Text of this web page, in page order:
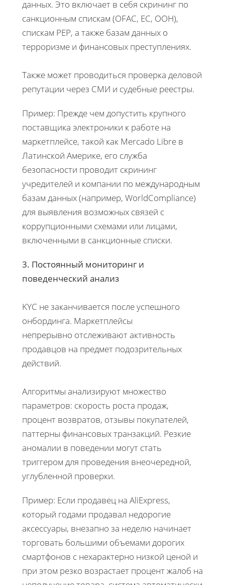
данных. Это включает в себя скрининг по
санкционным спискам (OFAC, ЕС, ООН),
спискам PEP, а также базам данных о
терроризме и финансовых преступлениях.
Также может проводиться проверка деловой
репутации через СМИ и судебные реестры.
Пример: Прежде чем допустить крупного
поставщика электроники к работе на
маркетплейсе, такой как Mercado Libre в
Латинской Америке, его служба
безопасности проводит скрининг
учредителей и компании по международным
базам данных (например, WorldCompliance)
для выявления возможных связей с
коррупционными схемами или лицами,
включенными в санкционные списки.
3. Постоянный мониторинг и
поведенческий анализ
KYC не заканчивается после успешного
онбординга. Маркетплейсы
непрерывно отслеживают активность
продавцов на предмет подозрительных
действий.
Алгоритмы анализируют множество
параметров: скорость роста продаж,
процент возвратов, отзывы покупателей,
паттерны финансовых транзакций. Резкие
аномалии в поведении могут стать
триггером для проведения внеочередной,
углубленной проверки.
Пример: Если продавец на AliExpress,
который годами продавал недорогие
аксессуары, внезапно за неделю начинает
торговать большими объемами дорогих
смартфонов с нехарактерно низкой ценой и
при этом резко возрастает процент жалоб на